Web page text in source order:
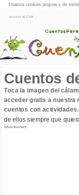
acceso al Club
Cuentos
Toca la imagen del
acceder gratis a nuestra
cuentos con actividades.
de ellos siempre que
Advertisement
Usamos cookies propias y de